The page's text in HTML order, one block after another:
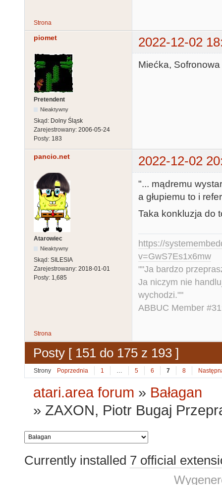
Strona
piomet 2022-12-02
Pretendent
Nieaktywny
Skąd: Dolny Śląsk
Zarejestrowany: 2006-05-24
Posty: 183
Miećka,
pancio.net 2022-12-02
Atarowiec
Nieaktywny
Skąd: SILESIA
Zarejestrowany: 2018-01-01
Posty: 1,685
"... mądremu
a głupiemu to i
Taka konkluzja do
https://
v=GwS7Es1x6mw
""Ja bardzo
Ja niczym nie
wychodzi.""
ABBUC Member
Strona
Posty [ 151 do 175 z 193 ]
Strony Poprzednia 1 … 5 6 7 8
atari.area forum » Bałagan
» ZAXON, Piotr Bugaj
Currently installed 7 official